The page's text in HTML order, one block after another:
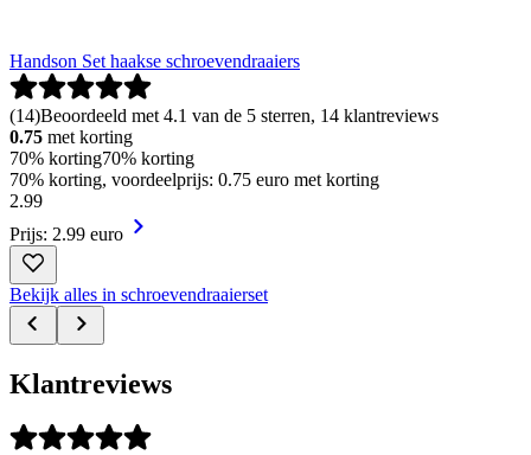
Handson Set haakse schroevendraaiers
(14)Beoordeeld met 4.1 van de 5 sterren, 14 klantreviews
0.75 met korting
70% korting70% korting
70% korting, voordeelprijs: 0.75 euro met korting
2.99
Prijs: 2.99 euro
Bekijk alles in schroevendraaierset
Klantreviews